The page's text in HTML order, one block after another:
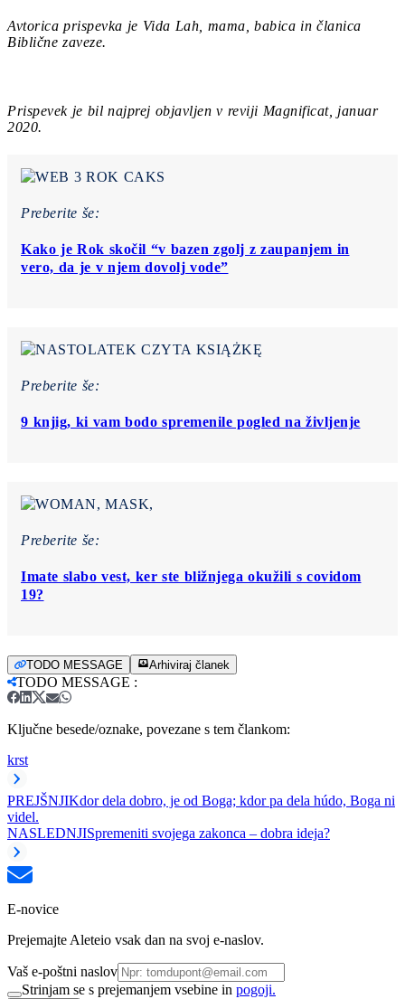
Avtorica prispevka je Vida Lah, mama, babica in članica
Biblične zaveze.
Prispevek je bil najprej objavljen v reviji Magnificat, januar
2020.
Preberite še:
Kako je Rok skočil “v bazen zgolj z zaupanjem in
vero, da je v njem dovolj vode”
Preberite še:
9 knjig, ki vam bodo spremenile pogled na življenje
Preberite še:
Imate slabo vest, ker ste bližnjega okužili s covidom
19?
TODO MESSAGE Arhiviraj članek
TODO MESSAGE :
Ključne besede/oznake, povezane s tem člankom:
krst
PREJŠNJIKdor dela dobro, je od Boga; kdor pa dela húdo, Boga ni
videl.
NASLEDNJISpremeniti svojega zakonca – dobra ideja?
E-novice
Prejemajte Aleteio vsak dan na svoj e-naslov.
Vaš e-poštni naslov
Strinjam se s prejemanjem vsebine in pogoji.